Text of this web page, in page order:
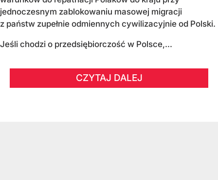
jednoczesnym zablokowaniu masowej migracji
z państw zupełnie odmiennych cywilizacyjnie od Polski.
Jeśli chodzi o przedsiębiorczość w Polsce,...
CZYTAJ DALEJ